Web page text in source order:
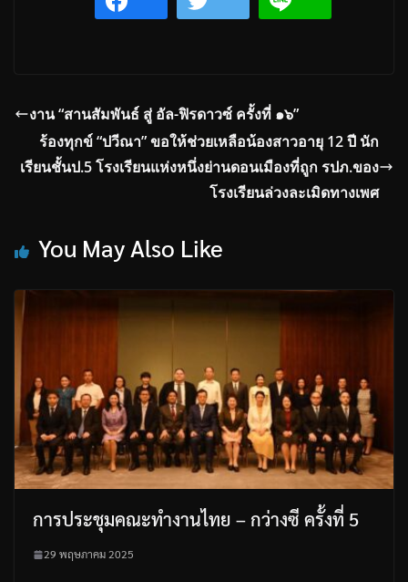
งาน “สานสัมพันธ์ สู่ อัล-ฟิรดาวซ์ ครั้งที่ ๑๖”
ร้องทุกข์ “ปวีณา” ขอให้ช่วยเหลือน้องสาวอายุ 12 ปี นัก
เรียนชั้นป.5 โรงเรียนแห่งหนึ่งย่านดอนเมืองที่ถูก รปภ.ของ
โรงเรียนล่วงละเมิดทางเพศ
You May Also Like
การประชุมคณะทำงานไทย – กว่างซี ครั้งที่ 5
29 พฤษภาคม 2025